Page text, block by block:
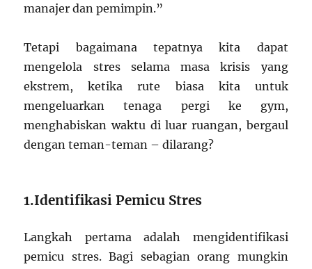
manajer dan pemimpin.”
Tetapi bagaimana tepatnya kita dapat
mengelola stres selama masa krisis yang
ekstrem, ketika rute biasa kita untuk
mengeluarkan tenaga pergi ke gym,
menghabiskan waktu di luar ruangan, bergaul
dengan teman-teman – dilarang?
1.Identifikasi Pemicu Stres
Langkah pertama adalah mengidentifikasi
pemicu stres. Bagi sebagian orang mungkin